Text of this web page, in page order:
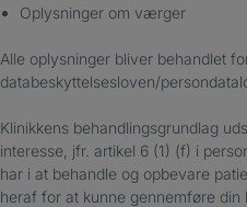
Oplysninger om værger
Alle oplysninger bliver behandlet
databeskyttelsesloven/
Klinikkens behandlingsgrundlag
interesse, jfr. artikel 6 (1) (f) i
har i at behandle og opbevare
heraf for at kunne gennemføre